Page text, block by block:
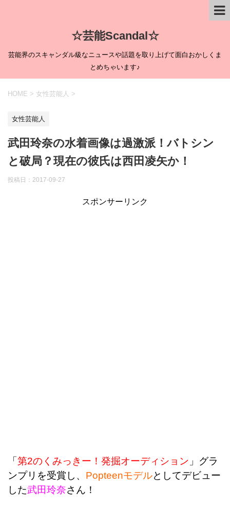
☆芸能Scandal☆
芸能界のスキャンダル級なニュースや話題を取り上げて面白おかしくま
とめちゃいます♪
HOME > 女性芸能人 >
女性芸能人
武田玲奈の水着画像は過激派！バトシン
と破局？現在の彼氏は西田凌矢か！
投稿日： 2017-09-27
スポンサーリンク
「第2のくみっきー！発掘オーディション 」グラ
ンプリを受賞し、 Popteenモデルとしてデビュー
した武田玲奈さん！